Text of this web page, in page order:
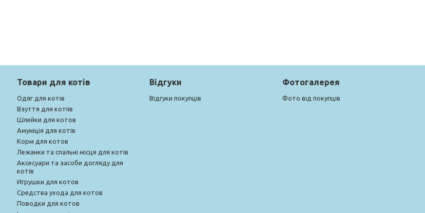
Товари для котів
Одяг для котів
Взуття для котіів
Шлейки для котов
Амуніція для котів
Корм для котов
Лежанки та спальні місця для котів
Аксесуари та засоби догляду для
котів
Игрушки для котов
Средства ухода для котов
Поводки для котов
Відгуки
Відгуки покупців
Фотогалерея
Фото від покупців